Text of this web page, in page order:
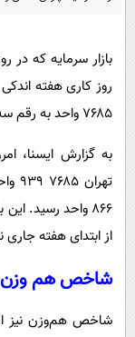
بازار سرمایه که در
روز کاری هفته
۷۶۸۵ واحد به رقم سه میلیون و ۱۶۷ هزار واحد رسید.
به گزارش ایسنا،
از ابتدای هفته
شاخص هم وزن